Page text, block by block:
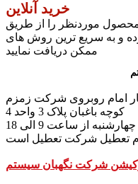
خرید آنلاین
محصول موردنظر را از طریق
و به سریع ترین روش های
ممکن دریافت نمایید
امام روبروی شرکت زمزم
کوچه باغبان پلاک 3 واحد 4
شرکت نگهبان سیستم